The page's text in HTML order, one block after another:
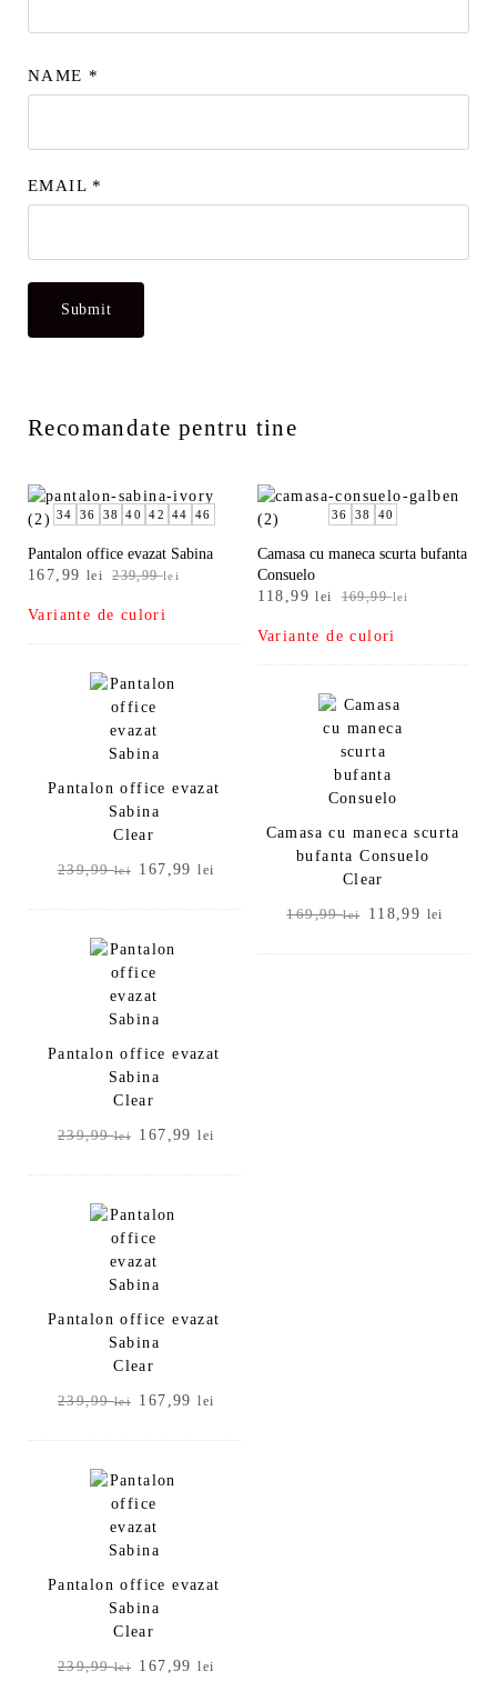
NAME *
EMAIL *
Recomandate pentru tine
34 36 38 40 42 44 46
Pantalon office evazat Sabina
239,99lei
Prețul
a
fost:
167,99 lei
Prețul
este:
167,99 lei.
Variante de culori
Pantalon office evazat
Sabina
Clear
239,99lei
Prețul
a
167,99lei
este:
Pantalon office evazat
Sabina
Clear
239,99lei
Prețul
a
167,99lei
este:
Pantalon office evazat
Sabina
Clear
239,99lei
Prețul
a
167,99lei
este:
Pantalon office evazat
Sabina
Clear
239,99lei
Prețul
167,99lei
36 38 40
Camasa cu maneca scurta bufanta
Consuelo
169,99lei
Prețul
a
fost:
118,99lei
Prețul
este:
118,99 lei.
Variante de culori
Camasa cu maneca scurta
bufanta Consuelo
Clear
169,99lei
Prețul
a
118,99 lei
este: